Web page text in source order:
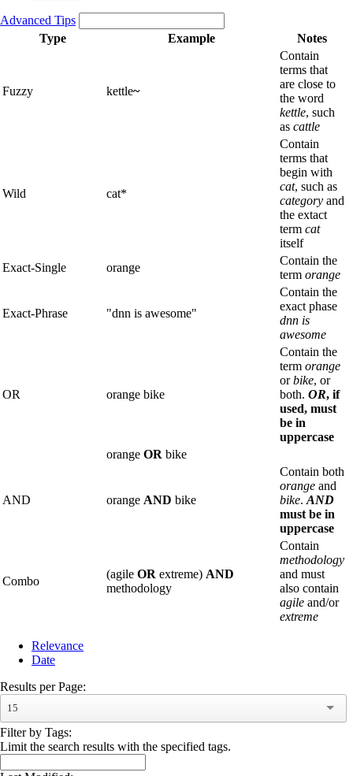
Advanced Tips
Type
Example Notes
Fuzzy kettle~
Contain
terms that
are close to
the word
kettle, such
as cattle
Wild cat*
Contain
terms that
begin with
cat, such as
category and
the extact
term cat
itself
Exact-Single
orange
Contain the
term orange
Exact-Phrase "dnn is awesome"
Contain the
exact phase
dnn is
awesome
OR orange bike
Contain the
term orange
orbike, or
both. OR, if
used, must
be in
uppercase
orange OR bike
AND orange AND bike
Contain both
orange and
bike. AND
must be in
uppercase
Combo
(agile OR extreme) AND
methodology
Contain
methodology
and must
also contain
agile and/or
extreme
Relevance
Date
Results per Page:
15
Filter by Tags:
Limit the search results with the specified tags.